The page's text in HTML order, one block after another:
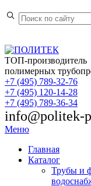
ТОП-производитель
полимерных
+7 (495) 789-32-76
+7 (495) 120-14-28
+7 (495) 789-36-34
info@politek-
Меню
Главная
Каталог
Трубы и